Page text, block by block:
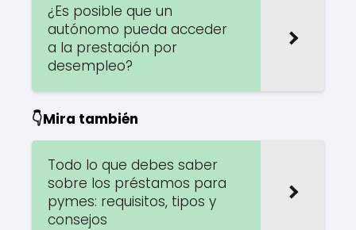
¿Es posible que un
autónomo pueda acceder
a la prestación por
desempleo?
👇Mira también
Todo lo que debes saber
sobre los préstamos para
pymes: requisitos, tipos y
consejos